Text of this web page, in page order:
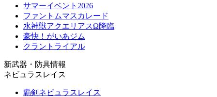
サマーイベント2026
ファントムマスカレード
水神獣アクエリアスΩ降臨
豪快！がいあジム
クラントライアル
新武器・防具情報
ネビュラスレイス
覇剣ネビュラスレイス